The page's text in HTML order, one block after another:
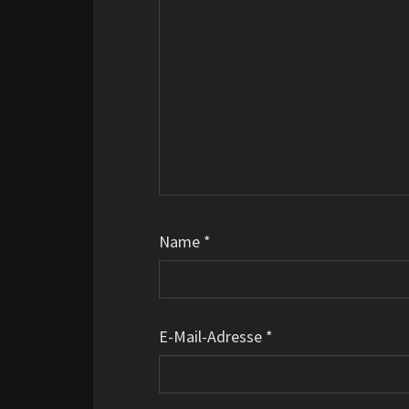
Name *
E-Mail-Adresse *